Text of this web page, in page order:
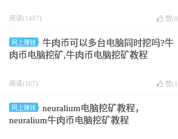
阅读(1497) 赞(0
网上赚钱
牛肉币可以多台电脑同时挖吗?牛
肉币电脑挖矿,牛肉币电脑挖矿教程
阅读(167) 赞(1
网上赚钱
neuralium电脑挖矿教程，
neuralium牛肉币电脑挖矿教程